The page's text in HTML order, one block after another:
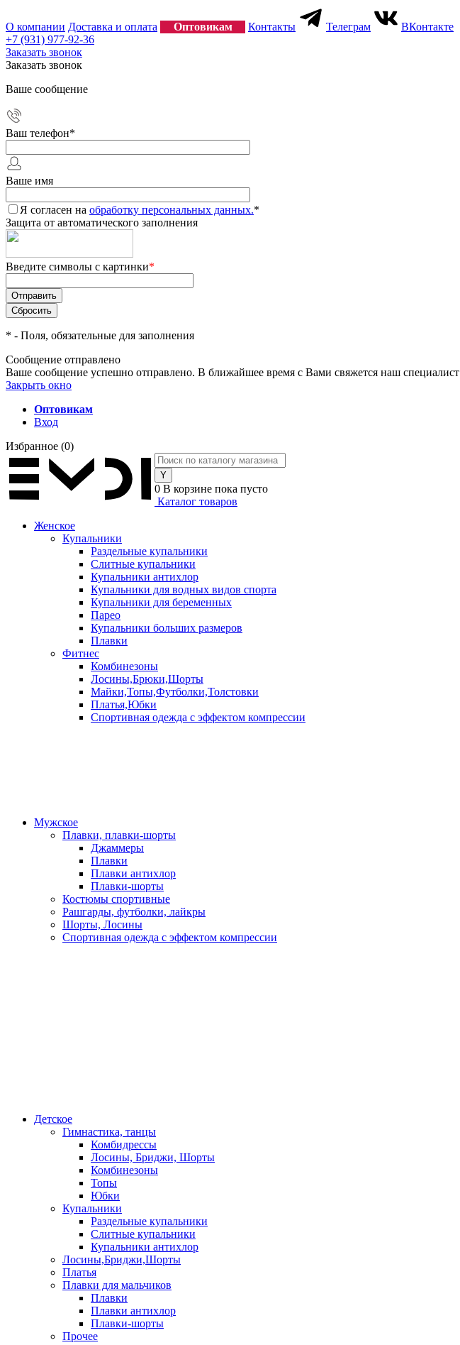
О компании Доставка и оплата Оптовикам Контакты Телеграм
ВКонтакте
+7 (931) 977-92-36
Заказать звонок
Заказать звонок
Ваше сообщение
Ваш телефон*
Ваше имя
Я согласен на обработку персональных данных.*
Защита от автоматического заполнения
Введите символы с картинки*
* - Поля, обязательные для заполнения
Сообщение отправлено
Ваше сообщение успешно отправлено. В ближайшее время с Вами свяжется наш специалист
Закрыть окно
Оптовикам
Вход
Избранное (0)
0 В корзине пока пусто
Каталог товаров
Женское
Купальники
Раздельные купальники
Слитные купальники
Купальники антихлор
Купальники для водных видов спорта
Купальники для беременных
Парео
Купальники больших размеров
Плавки
Фитнес
Комбинезоны
Лосины,Брюки,Шорты
Майки,Топы,Футболки,Толстовки
Платья,Юбки
Спортивная одежда с эффектом компрессии
Мужское
Плавки, плавки-шорты
Джаммеры
Плавки
Плавки антихлор
Плавки-шорты
Костюмы спортивные
Рашгарды, футболки, лайкры
Шорты, Лосины
Спортивная одежда с эффектом компрессии
Детское
Гимнастика, танцы
Комбидрессы
Лосины, Бриджи, Шорты
Комбинезоны
Топы
Юбки
Купальники
Раздельные купальники
Слитные купальники
Купальники антихлор
Лосины,Бриджи,Шорты
Платья
Плавки для мальчиков
Плавки
Плавки антихлор
Плавки-шорты
Прочее